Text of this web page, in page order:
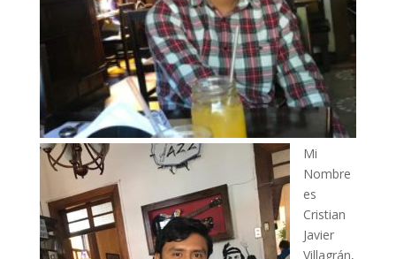
Mi
Nombre
es
Cristian
Javier
Villagrán,